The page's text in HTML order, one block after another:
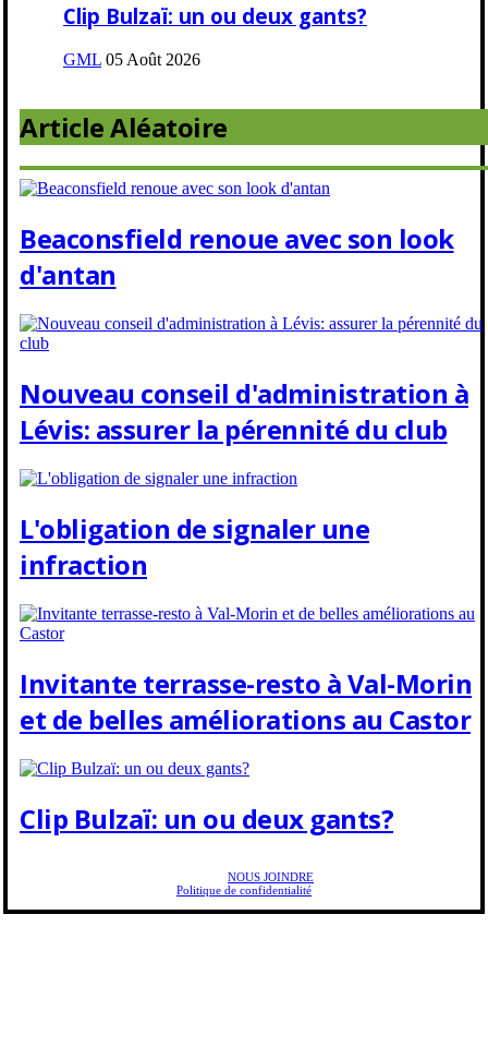
Clip Bulzaï: un ou deux gants?
GML 05 Août 2026
Article Aléatoire
Beaconsfield renoue avec son look
d'antan
Nouveau conseil d'administration à
Lévis: assurer la pérennité du club
L'obligation de signaler une
infraction
Invitante terrasse-resto à Val-Morin
et de belles améliorations au Castor
Clip Bulzaï: un ou deux gants?
NOUS JOINDRE
Politique de confidentialité